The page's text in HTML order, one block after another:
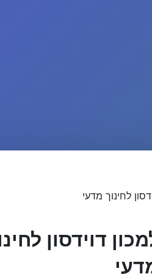
דוידסון